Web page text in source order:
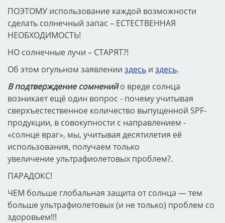
ПОЭТОМУ использование каждой возможности
сделать солнечный запас – ЕСТЕСТВЕННАЯ
НЕОБХОДИМОСТЬ!
НО солнечные лучи – СТАРЯТ?!
Об этом огульном заявлении здесь и здесь.
В подтверждение сомненийо вреде солнца
возникает ещё один вопрос - почему учитывая
сверхъестественное количество выпущенной SPF-
продукции, в совокупности с направлением -
«солнце враг», мы, учитывая десятилетия её
использования, получаем только
увеличение ультрафиолетовых проблем?.
ПАРАДОКС!
ЧЕМ больше глобальная защита от солнца — тем
больше ультрафиолетовых (и не только) проблем со
здоровьем!!!